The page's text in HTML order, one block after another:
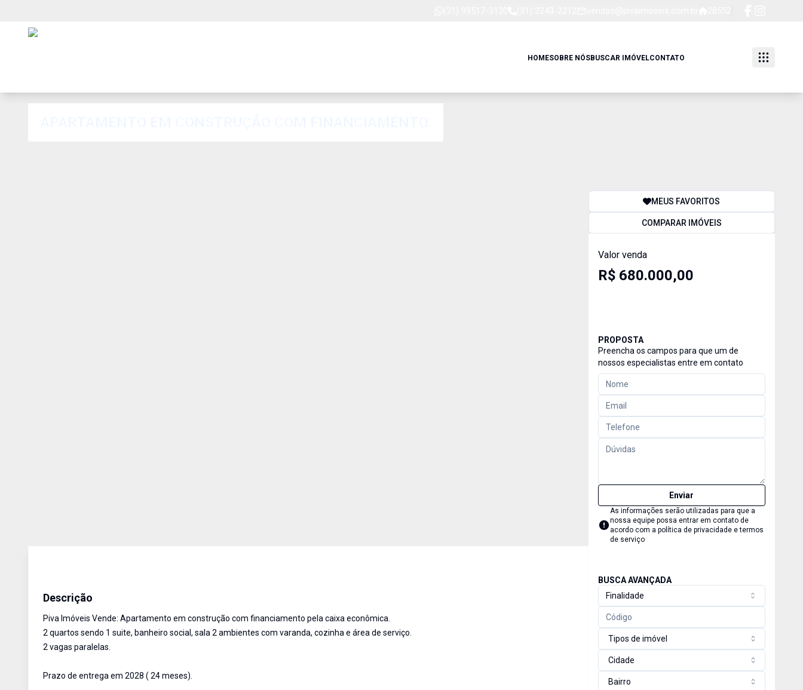
HOMESOBRE NÓSBUSCAR IMÓVELCONTATO
Descrição
Piva Imóveis Vende: Apartamento em construção com financiamento pela caixa econômica.
2 quartos sendo 1 suite, banheiro social, sala 2 ambientes com varanda, cozinha e área de serviço.
2 vagas paralelas.
Prazo de entrega em 2028 ( 24 meses).
MEUS FAVORITOS
COMPARAR IMÓVEIS
Valor venda
R$ 680.000,00
PROPOSTA
Preencha os campos para que um de
nossos especialistas entre em contato
Enviar
As informações serão utilizadas para que a
nossa equipe possa entrar em contato de
acordo com a política de privacidade e termos
de serviço
BUSCA AVANÇADA
Finalidade
Tipos de imóvel
Cidade
Bairro